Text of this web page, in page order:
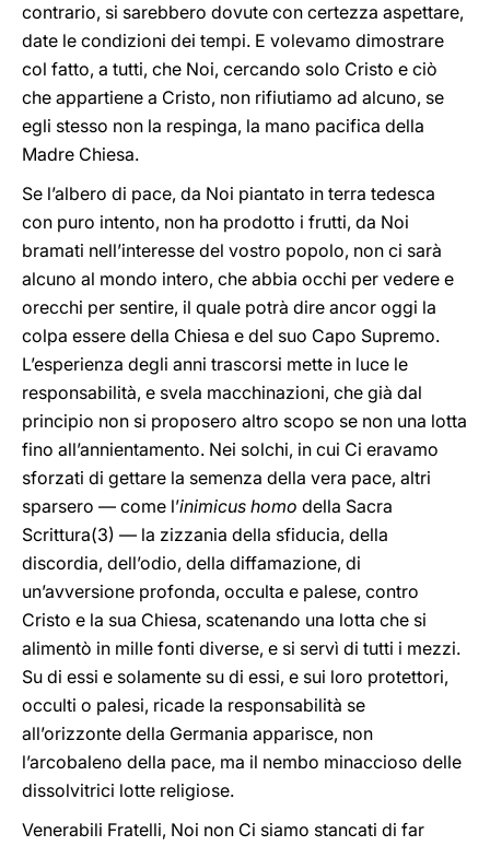
contrario, si sarebbero dovute con certezza aspettare,
date le condizioni dei tempi. E volevamo dimostrare
col fatto, a tutti, che Noi, cercando solo Cristo e ciò
che appartiene a Cristo, non rifiutiamo ad alcuno, se
egli stesso non la respinga, la mano pacifica della
Madre Chiesa.
Se l’albero di pace, da Noi piantato in terra tedesca
con puro intento, non ha prodotto i frutti, da Noi
bramati nell’interesse del vostro popolo, non ci sarà
alcuno al mondo intero, che abbia occhi per vedere e
orecchi per sentire, il quale potrà dire ancor oggi la
colpa essere della Chiesa e del suo Capo Supremo.
L’esperienza degli anni trascorsi mette in luce le
responsabilità, e svela macchinazioni, che già dal
principio non si proposero altro scopo se non una lotta
fino all’annientamento. Nei solchi, in cui Ci eravamo
sforzati di gettare la semenza della vera pace, altri
sparsero — come l’inimicus homo della Sacra
Scrittura(3) — la zizzania della sfiducia, della
discordia, dell’odio, della diffamazione, di
un’avversione profonda, occulta e palese, contro
Cristo e la sua Chiesa, scatenando una lotta che si
alimentò in mille fonti diverse, e si servì di tutti i mezzi.
Su di essi e solamente su di essi, e sui loro protettori,
occulti o palesi, ricade la responsabilità se
all’orizzonte della Germania apparisce, non
l’arcobaleno della pace, ma il nembo minaccioso delle
dissolvitrici lotte religiose.
Venerabili Fratelli, Noi non Ci siamo stancati di far